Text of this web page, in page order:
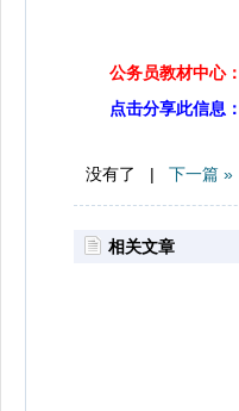
公务员教材中心
点击分享此信息：
没有了 | 下一篇 »
相关文章